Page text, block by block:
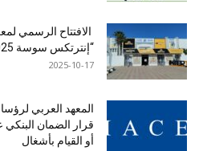
الافتتاح الرسمي
“إنترتكس سوسة 2025”
2025-10-17
المعهد العربي
قرار الضمان
أو القيام بأشغال